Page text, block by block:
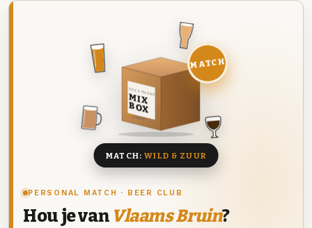
PERSONAL MATCH · BEER CLUB
Hou je van Vlaams Bruin?
DEZE MAAND
MIX
BOX
8 BIEREN
MATCH
MATCH:WILD & ZUUR